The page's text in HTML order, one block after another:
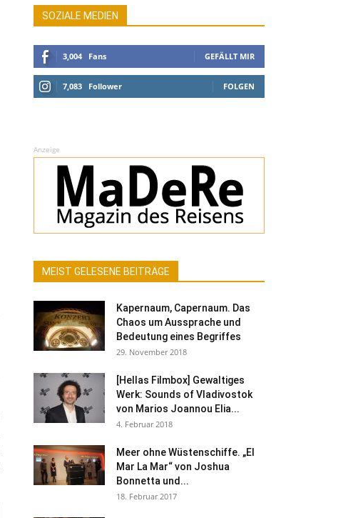
SOZIALE MEDIEN
3,004 Fans GEFÄLLT MIR
7,083 Follower FOLGEN
Anzeige
MEIST GELESENE BEITRÄGE
Kapernaum, Capernaum. Das
Chaos um Aussprache und
Bedeutung eines Begriffes
29. November 2018
[Hellas Filmbox] Gewaltiges
Werk: Sounds of Vladivostok
von Marios Joannou Elia...
4. Februar 2018
Meer ohne Wüstenschiffe. „El
Mar La Mar“ von Joshua
Bonnetta und...
18. Februar 2017